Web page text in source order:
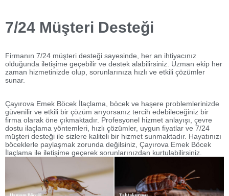
7/24 Müşteri Desteği
Firmanın 7/24 müşteri desteği sayesinde, her an ihtiyacınız
olduğunda iletişime geçebilir ve destek alabilirsiniz. Uzman ekip her
zaman hizmetinizde olup, sorunlarınıza hızlı ve etkili çözümler
sunar.
Çayırova Emek Böcek İlaçlama, böcek ve haşere problemlerinizde
güvenilir ve etkili bir çözüm arıyorsanız tercih edebileceğiniz bir
firma olarak öne çıkmaktadır. Profesyonel hizmet anlayışı, çevre
dostu ilaçlama yöntemleri, hızlı çözümler, uygun fiyatlar ve 7/24
müşteri desteği ile sizlere kaliteli bir hizmet sunmaktadır. Hayatınızı
böceklerle paylaşmak zorunda değilsiniz, Çayırova Emek Böcek
İlaçlama ile iletişime geçerek sorunlarınızdan kurtulabilirsiniz.